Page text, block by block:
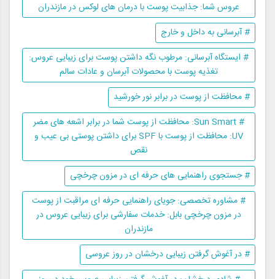
عروس شما: جذابیت پوست با درمان های لوکس در مازندران
# آبرسانی به داخل و خارج
# ایستگاه آبرسانی: مرطوب نگه داشتن پوست برای زیبایی عروس:
تغذیه پوست با محصولات آبرسان و عادات سالم
# محافظت از پوست در برابر نور خورشید
# Sun Smart: محافظت از پوست شما در برابر اشعه های مضر
UV: محافظت از پوست با SPF برای داشتن پوستی بی عیب و
نقص
# جستجوی راهنمایی های حرفه ای در مزون چرخچی
# مشاوره تخصصی: جویای راهنمایی حرفه ای مراقبت از پوست
در مزون چرخچی بابل: خدمات سفارشی برای زیبایی عروس در
مازندران
# در آغوش گرفتن زیبایی درخشان در روز عروسی